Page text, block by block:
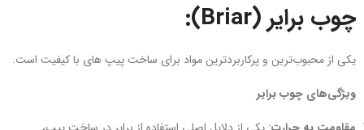
چوب برایر (Briar):
یکی از محبوب‌ترین و پرکاربردترین مواد برای ساخت پیپ‌ های با کیفیت است.
ویژگی‌های چوب برایر